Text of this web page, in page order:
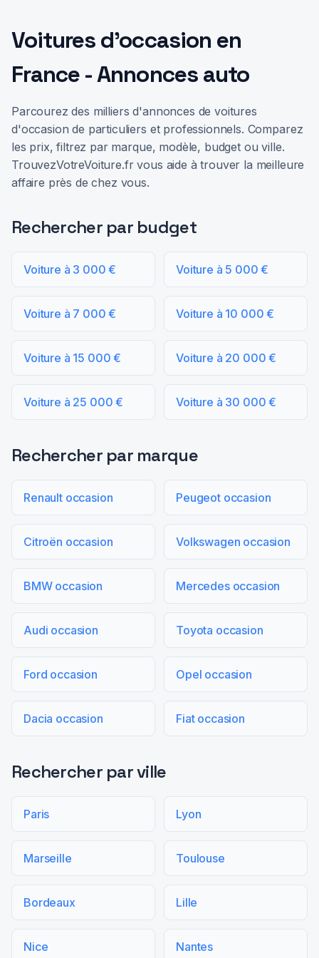
Voitures d'occasion en
France - Annonces auto
Parcourez des milliers d'annonces de voitures
d'occasion de particuliers et professionnels. Comparez
les prix, filtrez par marque, modèle, budget ou ville.
TrouvezVotreVoiture.fr vous aide à trouver la meilleure
affaire près de chez vous.
Rechercher par budget
Voiture à 3 000 € Voiture à 5 000 €
Voiture à 7 000 € Voiture à 10 000 €
Voiture à 15 000 € Voiture à 20 000 €
Voiture à 25 000 € Voiture à 30 000 €
Rechercher par marque
Renault occasion Peugeot occasion
Citroën occasion Volkswagen occasion
BMW occasion Mercedes occasion
Audi occasion Toyota occasion
Ford occasion Opel occasion
Dacia occasion Fiat occasion
Rechercher par ville
Paris Lyon
Marseille Toulouse
Bordeaux Lille
Nice Nantes